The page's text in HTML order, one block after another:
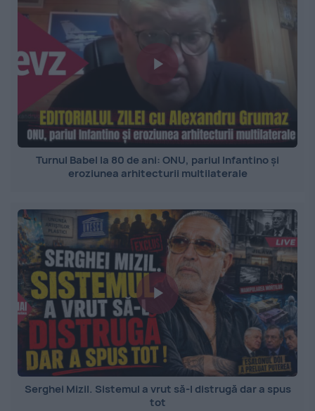
Turnul Babel la 80 de ani: ONU, pariul Infantino și
eroziunea arhitecturii multilaterale
Serghei Mizil. Sistemul a vrut să-l distrugă dar a spus
tot